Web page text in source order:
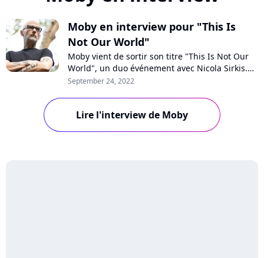
Moby en interview pour "This Is
Not Our World"
Moby vient de sortir son titre "This Is Not Our
World", un duo événement avec Nicola Sirkis.
En interview pour Purecharts, le musicien
chanteur d'Indochine, son engagement pour
les causes climatiques et ses projets. Rencontre
September 24, 2022
Lire l'interview de Moby